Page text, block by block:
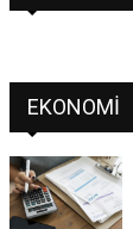
EKONOMI